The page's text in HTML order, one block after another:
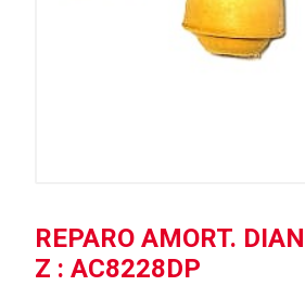
REPARO AMORT.
Z : AC8228DP